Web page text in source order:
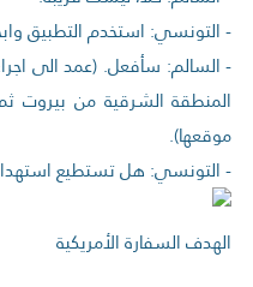
- التونسي: استخدم التطبيق
- السالم: سأفعل. (عمد الى
المنطقة الشرقية من بيروت
موقعها).
- التونسي: هل تستطيع
الهدف السفارة الأمريكية